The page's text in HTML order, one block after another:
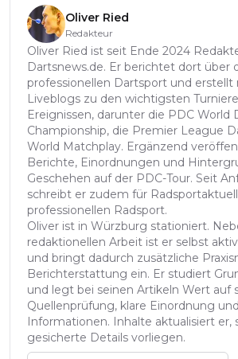
Oliver Ried
Redakteur
Oliver Ried ist seit Ende 2024
Dartsnews.de. Er berichtet dort über
professionellen Dartsport und erstellt
Liveblogs zu den wichtigsten
Ereignissen, darunter die PDC World
Championship, die Premier League
World Matchplay. Ergänzend
Berichte, Einordnungen und
Geschehen auf der PDC-Tour. Seit
schreibt er zudem für
professionellen Radsport.
Oliver ist in Würzburg stationiert.
redaktionellen Arbeit ist er selbst
und bringt dadurch zusätzliche
Berichterstattung ein. Er studiert
und legt bei seinen Artikeln Wert auf
Quellenprüfung, klare Einordnung
Informationen. Inhalte aktualisiert er,
gesicherte Details vorliegen.